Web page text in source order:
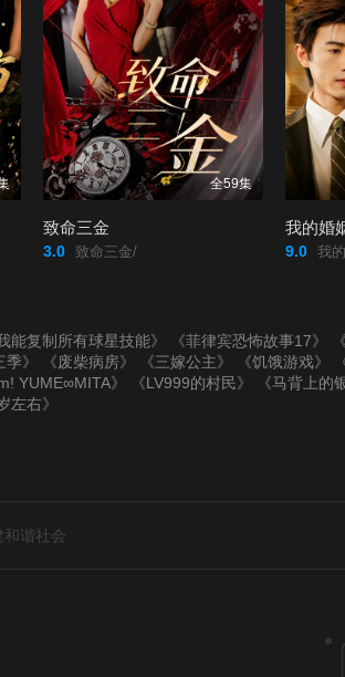
全59集
致命三金
3.0 致命三金/
我的婚
9.0 我
能复制所有球星技能》 《菲律宾恐怖故事17》
》
《废柴病房》 《三嫁公主》 《饥饿游戏》
YUME∞MITA》 《LV999的村民》 《马背上的
左右》